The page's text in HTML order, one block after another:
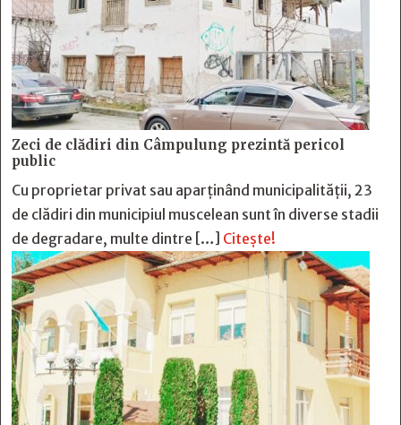
Zeci de clădiri din Câmpulung prezintă pericol
public
Cu proprietar privat sau aparținând municipalității, 23
de clădiri din municipiul muscelean sunt în diverse stadii
de degradare, multe dintre […] Citește!